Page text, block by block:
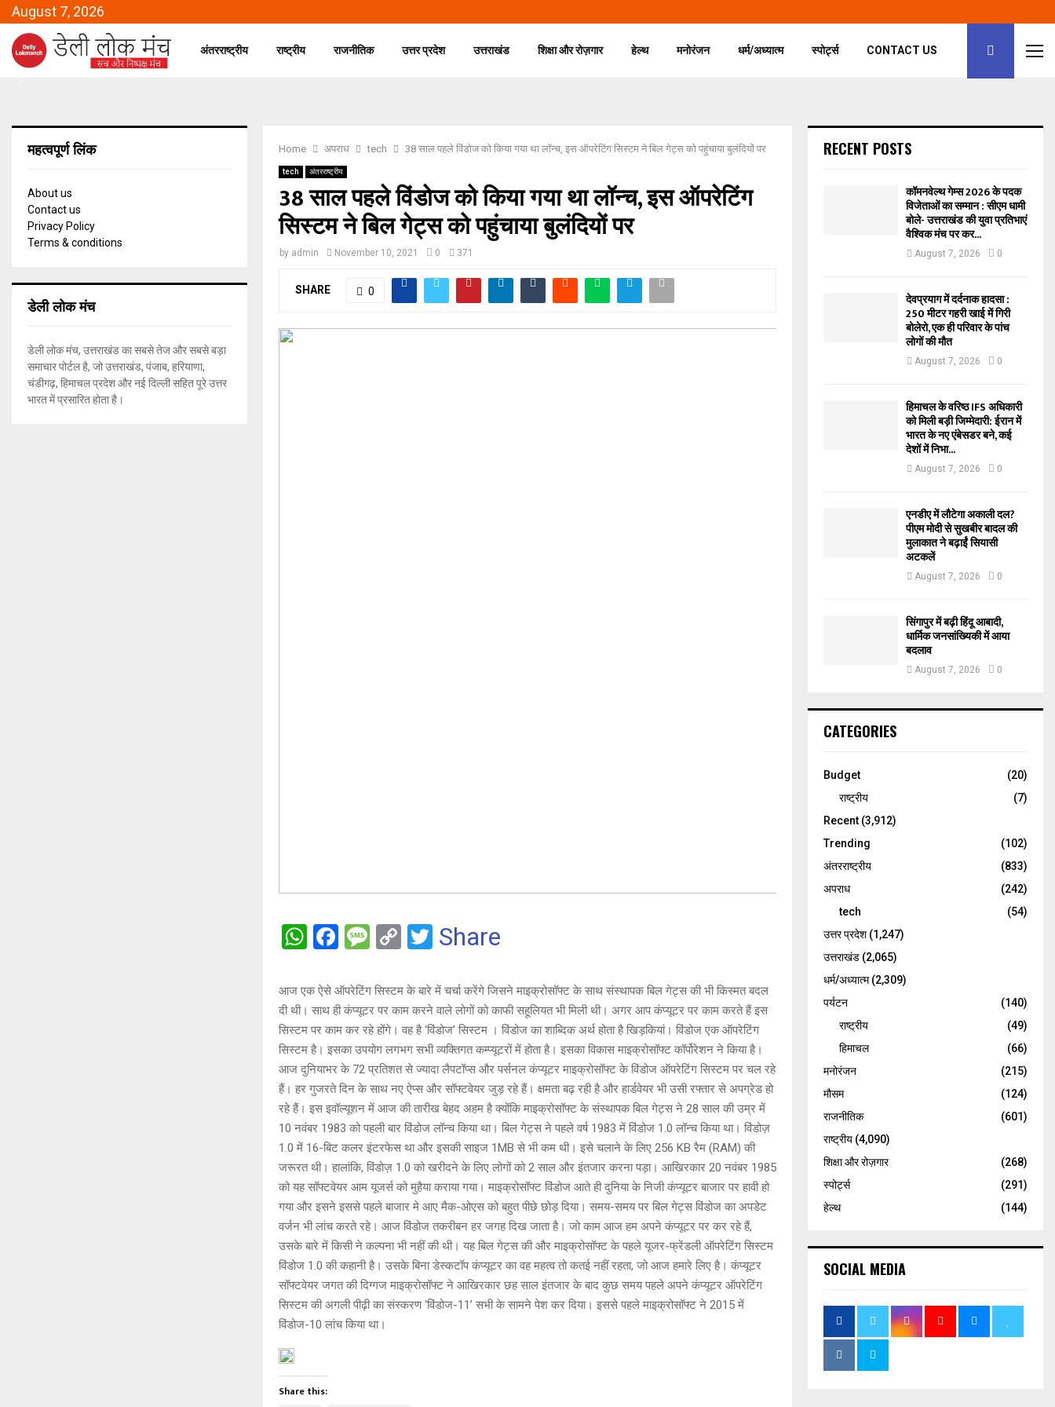
August 7, 2026
अंतरराष्ट्रीय राष्ट्रीय राजनीतिक उत्तर प्रदेश उत्तराखंड शिक्षा और रोज़गार हेल्थ मनोरंजन धर्म/अध्यात्म स्पोर्ट्स CONTACT US
Home अपराध tech 38 साल पहले विंडोज को किया गया था लॉन्च, इस ऑपरेटिंग सिस्टम ने बिल गेट्स को पहुंचाया बुलंदियों पर
tech अंतरराष्ट्रीय
38 साल पहले विंडोज को किया गया था लॉन्च, इस ऑपरेटिंग
सिस्टम ने बिल गेट्स को पहुंचाया बुलंदियों पर
by admin November 10, 2021 0 371
SHARE 0
W
at
s
A
p
p
F
ce
b
o
o
k
M
s
a
g
e
C
py
Li
n
k
T
tt
er
Share
आज एक ऐसे ऑपरेटिंग सिस्टम के बारे में चर्चा करेंगे जिसने माइक्रोसॉफ्ट के साथ संस्थापक बिल गेट्स की भी किस्मत बदल
दी थी। साथ ही कंप्यूटर पर काम करने वाले लोगों को काफी सहूलियत भी मिली थी। अगर आप कंप्यूटर पर काम करते हैं इस
सिस्टम पर काम कर रहे होंगे। वह है ‘विंडोज’ सिस्टम । विंडोज का शाब्दिक अर्थ होता है खिड़कियां। विंडोज एक ऑपरेटिंग
सिस्टम है। इसका उपयोग लगभग सभी व्यक्तिगत कम्प्यूटरों में होता है। इसका विकास माइक्रोसॉफ्ट कॉर्पोरेशन ने किया है।
आज दुनियाभर के 72 प्रतिशत से ज्यादा लैपटॉप्स और पर्सनल कंप्यूटर माइक्रोसॉफ्ट के विंडोज ऑपरेटिंग सिस्टम पर चल रहे
हैं। हर गुजरते दिन के साथ नए ऐप्स और सॉफ्टवेयर जुड़ रहे हैं। क्षमता बढ़ रही है और हार्डवेयर भी उसी रफ्तार से अपग्रेड हो
रहे हैं। इस इवॉल्यूशन में आज की तारीख बेहद अहम है क्योंकि माइक्रोसॉफ्ट के संस्थापक बिल गेट्स ने 28 साल की उम्र में
10 नवंबर 1983 को पहली बार विंडोज लॉन्च किया था। बिल गेट्स ने पहले वर्ष 1983 में विंडोज 1.0 लॉन्च किया था। विंडोज़
1.0 में 16-बिट कलर इंटरफेस था और इसकी साइज 1MB से भी कम थी। इसे चलाने के लिए 256 KB रैम (RAM) की
जरूरत थी। हालांकि, विंडोज़ 1.0 को खरीदने के लिए लोगों को 2 साल और इंतजार करना पड़ा। आखिरकार 20 नवंबर 1985
को यह सॉफ्टवेयर आम यूजर्स को मुहैया कराया गया। माइक्रोसॉफ्ट विंडोज आते ही दुनिया के निजी कंप्यूटर बाजार पर हावी हो
गया और इसने इससे पहले बाजार मे आए मैक-ओएस को बहुत पीछे छोड़ दिया। समय-समय पर बिल गेट्स विंडोज का अपडेट
वर्जन भी लांच करते रहे। आज विंडोज तकरीबन हर जगह दिख जाता है। जो काम आज हम अपने कंप्यूटर पर कर रहे हैं,
उसके बारे में किसी ने कल्पना भी नहीं की थी। यह बिल गेट्स की और माइक्रोसॉफ्ट के पहले यूजर-फ्रेंडली ऑपरेटिंग सिस्टम
विंडोज 1.0 की कहानी है। उसके बिना डेस्कटॉप कंप्यूटर का वह महत्व तो कतई नहीं रहता, जो आज हमारे लिए है। कंप्यूटर
सॉफ्टवेयर जगत की दिग्गज माइक्रोसॉफ्ट ने आखिरकार छह साल इंतजार के बाद कुछ समय पहले अपने कंप्यूटर ऑपरेटिंग
सिस्टम की अगली पीढ़ी का संस्करण ‘विंडोज-11’ सभी के सामने पेश कर दिया। इससे पहले माइक्रोसॉफ्ट ने 2015 में
विंडोज-10 लांच किया था।
Share this:
महत्वपूर्ण लिंक
About us
Contact us
Privacy Policy
Terms & conditions
डेली लोक मंच
डेली लोक मंच, उत्तराखंड का सबसे तेज और सबसे बड़ा
समाचार पोर्टल है, जो उत्तराखंड, पंजाब, हरियाणा,
चंडीगढ़, हिमाचल प्रदेश और नई दिल्ली सहित पूरे उत्तर
भारत में प्रसारित होता है।
RECENT POSTS
कॉमनवेल्थ गेम्स 2026 के पदक
विजेताओं का सम्मान‌ : सीएम धामी
बोले- उत्तराखंड की युवा प्रतिभाएं
वैश्विक मंच पर कर...
August 7, 2026 0
देवप्रयाग में दर्दनाक हादसा :
250 मीटर गहरी खाई में गिरी
बोलेरो, एक ही परिवार के पांच
लोगों की मौत
August 7, 2026 0
हिमाचल के वरिष्ठ IFS अधिकारी
को मिली बड़ी जिम्मेदारी: ईरान में
भारत के नए एंबेसडर बने, कई
देशों में निभा...
August 7, 2026 0
एनडीए में लौटेगा अकाली दल?
पीएम मोदी से सुखबीर बादल की
मुलाकात ने बढ़ाईं सियासी
अटकलें
August 7, 2026 0
सिंगापुर में बढ़ी हिंदू आबादी,
धार्मिक जनसांख्यिकी में आया
बदलाव
August 7, 2026 0
CATEGORIES
Budget
(20)
राष्ट्रीय
(7)
Recent (3,912)
Trending
(102)
अंतरराष्ट्रीय
(833)
अपराध
(242)
tech
(54)
उत्तर प्रदेश(1,247)
उत्तराखंड (2,065)
धर्म/अध्यात्म(2,309)
पर्यटन
(140)
राष्ट्रीय
(49)
हिमाचल
(66)
मनोरंजन
(215)
मौसम
(124)
राजनीतिक
(601)
राष्ट्रीय (4,090)
शिक्षा और रोज़गार
(268)
स्पोर्ट्स
(291)
हेल्थ
(144)
SOCIAL MEDIA